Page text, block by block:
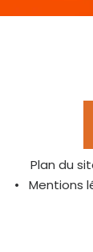
Plan du
Mentions